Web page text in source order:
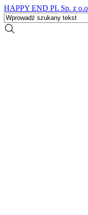
HAPPY END PL Sp. z